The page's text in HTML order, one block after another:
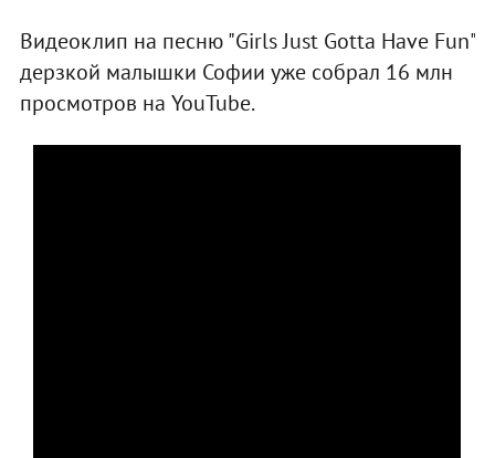
Видеоклип на песню "Girls Just Gotta Have Fun"
дерзкой малышки Софии уже собрал 16 млн
просмотров на YouTube.